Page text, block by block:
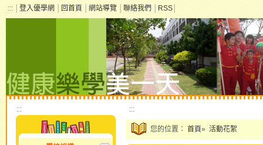
::: 登入優學網 回首頁 網站導覽 聯絡我們 RSS
::: :::
您的位置： 首頁» 活動花絮